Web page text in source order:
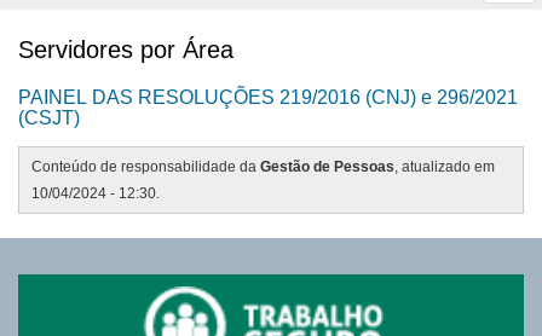
Servidores por Área
PAINEL DAS RESOLUÇÕES 219/2016 (CNJ) e 296/2021
(CSJT)
Conteúdo de responsabilidade da Gestão de Pessoas, atualizado em
10/04/2024 - 12:30.